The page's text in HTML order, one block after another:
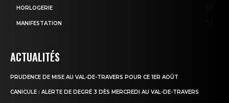
HORLOGERIE
MANIFESTATION
ACTUALITÉS
PRUDENCE DE MISE AU VAL-DE-TRAVERS POUR CE 1ER AOÛT
CANICULE : ALERTE DE DEGRÉ 3 DÈS MERCREDI AU VAL-DE-TRAVERS